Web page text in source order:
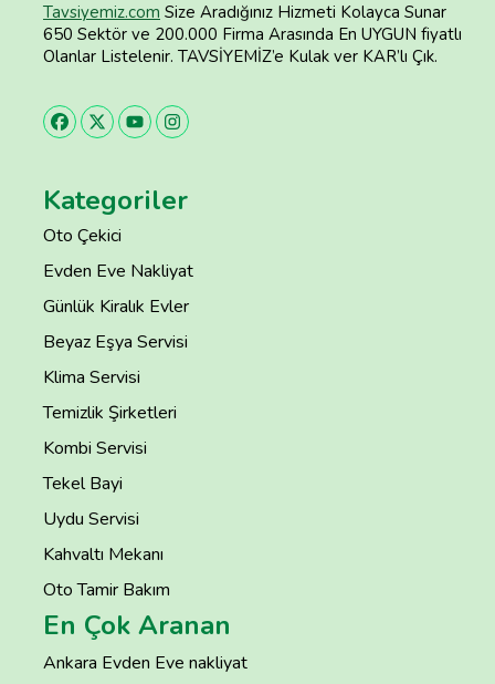
Tavsiyemiz.com Size Aradığınız Hizmeti Kolayca Sunar
650 Sektör ve 200.000 Firma Arasında En UYGUN fiyatlı
Olanlar Listelenir. TAVSİYEMİZ’e Kulak ver KAR’lı Çık.
Kategoriler
Oto Çekici
Evden Eve Nakliyat
Günlük Kiralık Evler
Beyaz Eşya Servisi
Klima Servisi
Temizlik Şirketleri
Kombi Servisi
Tekel Bayi
Uydu Servisi
Kahvaltı Mekanı
Oto Tamir Bakım
En Çok Aranan
Ankara Evden Eve nakliyat